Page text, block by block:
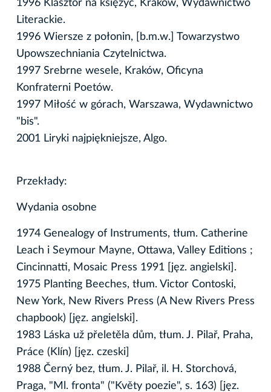
1996 Klasztor na księżyc, Kraków, Wydawnictwo
Literackie.
1996 Wiersze z połonin, [b.m.w.] Towarzystwo
Upowszechniania Czytelnictwa.
1997 Srebrne wesele, Kraków, Oficyna
Konfraterni Poetów.
1997 Miłość w górach, Warszawa, Wydawnictwo
"bis".
2001 Liryki najpiękniejsze, Algo.
Przekłady:
Wydania osobne
1974 Genealogy of Instruments, tłum. Catherine
Leach i Seymour Mayne, Ottawa, Valley Editions ;
Cincinnatti, Mosaic Press 1991 [jęz. angielski].
1975 Planting Beeches, tłum. Victor Contoski,
New York, New Rivers Press (A New Rivers Press
chapbook) [jęz. angielski].
1983 Láska už přeletěla dům, tłum. J. Pilař, Praha,
Práce (Klín) [jęz. czeski]
1988 Černý bez, tłum. J. Pilař, il. H. Storchová,
Praga, "Ml. fronta" ("Květy poezie", s. 163) [jęz.